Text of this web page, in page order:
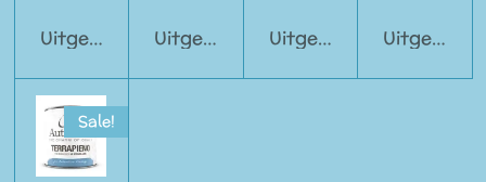
UitgeschakeldUitgeschakeldUitgeschakeld
Sale!